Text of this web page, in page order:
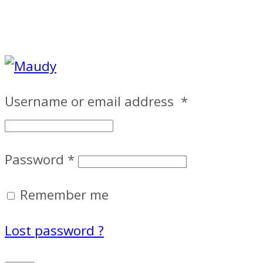
Username or email address *
Password *
Remember me
Lost password ?